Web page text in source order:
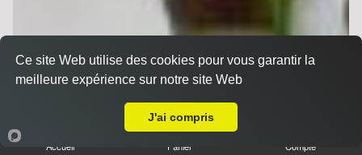
Accueil Panier Compte
Ce site Web utilise des cookies pour vous garantir la
meilleure expérience sur notre site Web
J'ai compris